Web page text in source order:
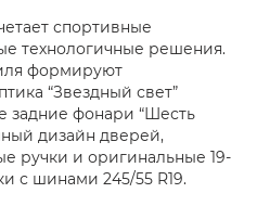
спортивные
технологичные решения.
формируют
“Звездный свет”
задние фонари “Шесть
дизайн дверей,
ручки и оригинальные 19-
с шинами 245/55 R19.